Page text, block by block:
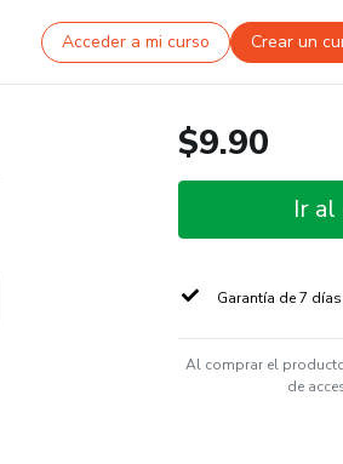
Acceder a mi curso Crear un
$9.90
Ir
Garantía de 7 días
Al comprar el
de